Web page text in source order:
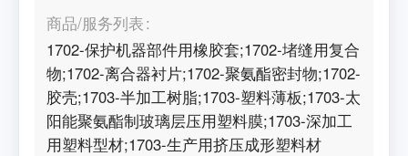
商品/服务列表
1702-保护机器部件用橡胶套;1702-堵缝用复合
物;1702-离合器衬片;1702-聚氨酯密封物;1702-
胶壳;1703-半加工树脂;1703-塑料薄板;1703-太
阳能聚氨酯制玻璃层压用塑料膜;1703-深加工
用塑料型材;1703-生产用挤压成形塑料材